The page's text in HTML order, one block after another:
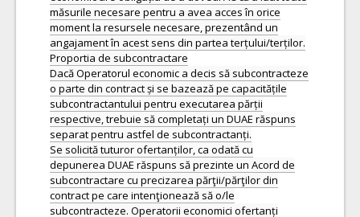
măsurile necesare pentru a avea acces în orice
moment la resursele necesare, prezentând un
angajament în acest sens din partea terțului/terților.
Proportia de subcontractare
Dacă Operatorul economic a decis să subcontracteze
o parte din contract și se bazează pe capacitățile
subcontractantului pentru executarea părții
respective, trebuie să completați un DUAE răspuns
separat pentru astfel de subcontractanți.
Se solicită tuturor ofertanților, ca odată cu
depunerea DUAE răspuns să prezinte un Acord de
subcontractare cu precizarea părţii/părţilor din
contract pe care intenţionează să o/le
subcontracteze. Operatorii economici ofertanți